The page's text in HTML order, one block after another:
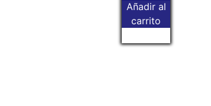
Añadir al
carrito